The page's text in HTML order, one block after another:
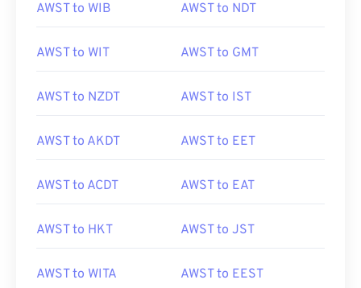
AWST to WIB AWST to NDT
AWST to WIT AWST to GMT
AWST to NZDT AWST to IST
AWST to AKDT AWST to EET
AWST to ACDT AWST to EAT
AWST to HKT AWST to JST
AWST to WITA AWST to EEST